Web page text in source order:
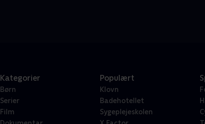
Kategorier
Børn
Serier
Film
Populært
Klovn
Badehotellet
Sygeplejeskolen